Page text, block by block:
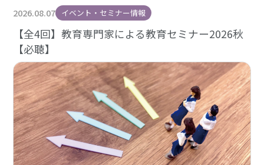
2026.08.07 イベント・セミナー情報
【全4回】教育専門家による教育セミナー2026秋
【必聴】